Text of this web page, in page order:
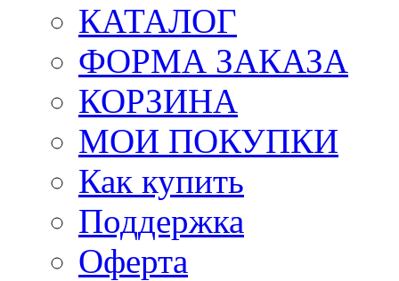
КАТАЛОГ
ФОРМА ЗАКАЗА
КОРЗИНА
МОИ ПОКУПКИ
Как купить
Поддержка
Оферта